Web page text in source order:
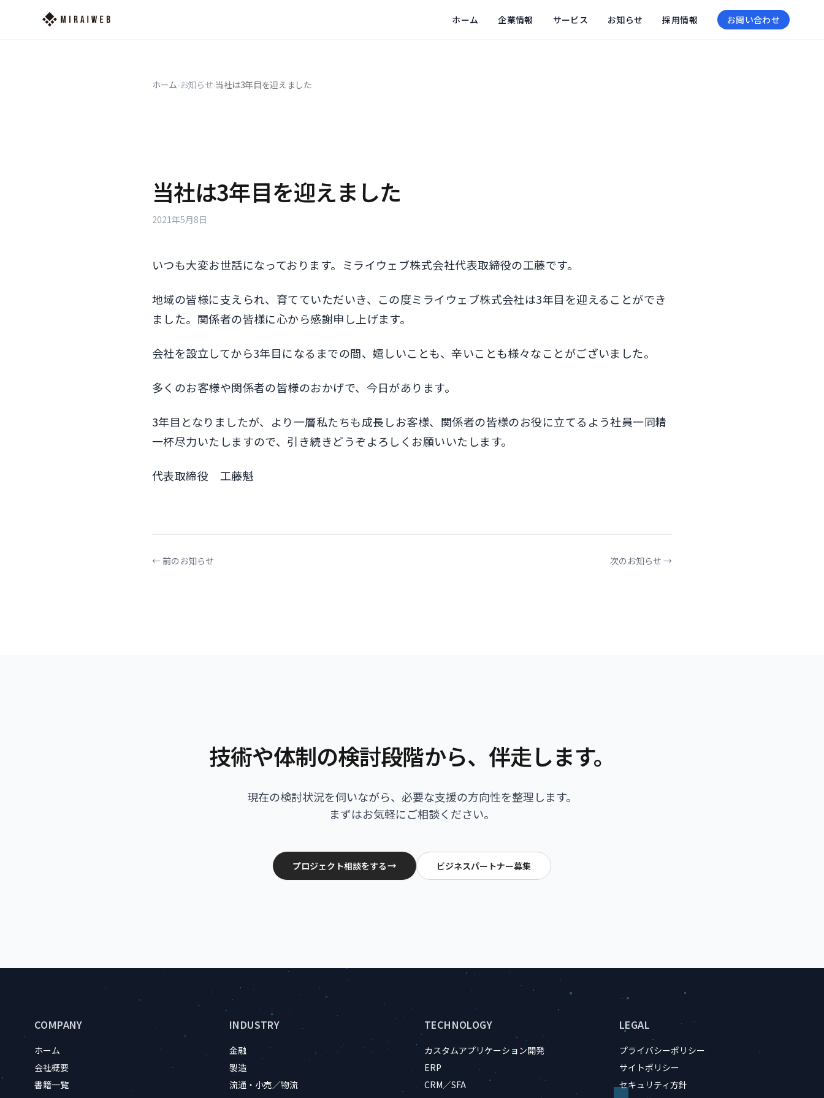
ホーム 企業情報 サービス お知らせ 採用情報 お問い合わせ
ホーム›お知らせ›当社は3年目を迎えました
当社は3年目を迎えました
2021年5月8日
いつも大変お世話になっております。ミライウェブ株式会社代表取締役の工藤です。
地域の皆様に支えられ、育てていただいき、この度ミライウェブ株式会社は3年目を迎えることができ
ました。関係者の皆様に心から感謝申し上げます。
会社を設立してから3年目になるまでの間、嬉しいことも、辛いことも様々なことがございました。
多くのお客様や関係者の皆様のおかげで、今日があります。
3年目となりましたが、より一層私たちも成長しお客様、関係者の皆様のお役に立てるよう社員一同精
一杯尽力いたしますので、引き続きどうぞよろしくお願いいたします。
代表取締役 工藤魁
← 前のお知らせ 次のお知らせ →
技術や体制の検討段階から、伴走します。
現在の検討状況を伺いながら、必要な支援の方向性を整理します。
まずはお気軽にご相談ください。
プロジェクト相談をする ビジネスパートナー募集
サイトのフッター情報
COMPANY
ホーム
会社概要
書籍一覧
INDUSTRY
金融
製造
流通・小売／物流
TECHNOLOGY
カスタムアプリケーション開発
ERP
CRM／SFA
LEGAL
プライバシーポリシー
サイトポリシー
セキュリティ方針